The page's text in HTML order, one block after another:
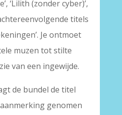
‘Lilith (zonder cyber)’,
titels
Je ontmoet
muzen tot stilte
van een ingewijde.
de bundel de titel
genomen